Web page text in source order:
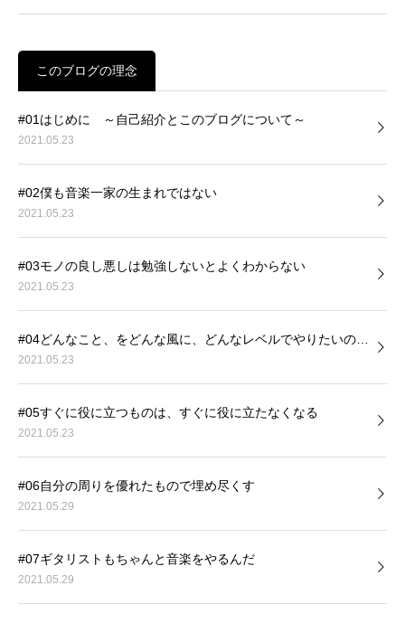
このブログの理念
#01はじめに ～自己紹介とこのブログについて～
2021.05.23
#02僕も音楽一家の生まれではない
2021.05.23
#03モノの良し悪しは勉強しないとよくわからない
2021.05.23
#04どんなこと、をどんな風に、どんなレベルでやりたいの…
2021.05.23
#05すぐに役に立つものは、すぐに役に立たなくなる
2021.05.23
#06自分の周りを優れたもので埋め尽くす
2021.05.29
#07ギタリストもちゃんと音楽をやるんだ
2021.05.29